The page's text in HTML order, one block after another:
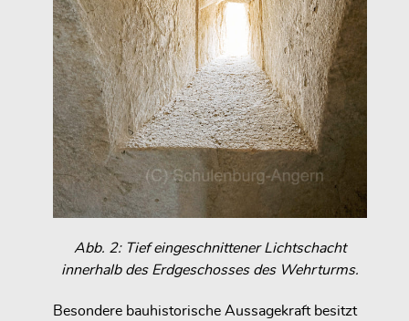
Abb. 2: Tief eingeschnittener Lichtschacht
innerhalb des Erdgeschosses des Wehrturms.
Besondere bauhistorische Aussagekraft besitzt